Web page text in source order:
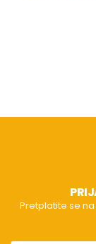
Pretplatite se